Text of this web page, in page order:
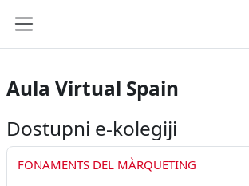
Aula Virtual Spain
Dostupni e-kolegiji
FONAMENTS DEL MÀRQUETING